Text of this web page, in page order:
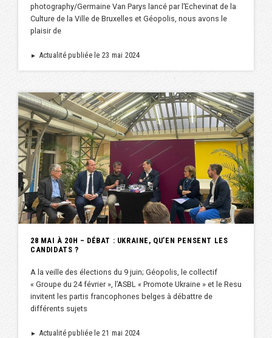
photography/Germaine Van Parys lancé par l’Echevinat de la
Culture de la Ville de Bruxelles et Géopolis, nous avons le
plaisir de
► Actualité publiée le 23 mai 2024
28 MAI À 20H – DÉBAT : UKRAINE, QU’EN PENSENT LES
CANDIDATS ?
A la veille des élections du 9 juin; Géopolis, le collectif
« Groupe du 24 février », l’ASBL « Promote Ukraine » et le Resu
invitent les partis francophones belges à débattre de
différents sujets
► Actualité publiée le 21 mai 2024